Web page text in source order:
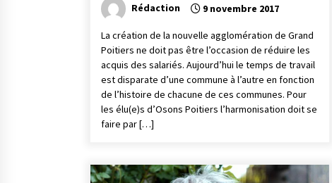
Rédaction 9 novembre 2017
La création de la nouvelle agglomération de Grand
Poitiers ne doit pas être l’occasion de réduire les
acquis des salariés. Aujourd’hui le temps de travail
est disparate d’une commune à l’autre en fonction
de l’histoire de chacune de ces communes. Pour
les élu(e)s d’Osons Poitiers l’harmonisation doit se
faire par […]